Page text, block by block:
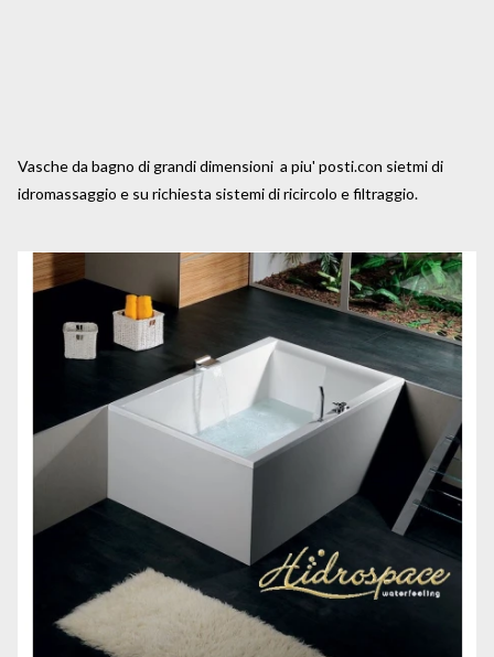
Vasche da bagno di grandi dimensioni a piu' posti.con sietmi di
idromassaggio e su richiesta sistemi di ricircolo e filtraggio.